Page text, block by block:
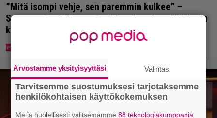
”Mitä isompi vehje, sen paremmin kulkee” –
Susanna Penttilä suuntasi Bangbussinsa Helsingin
keskustaan
Arvostamme yksityisyyttäsi Valintasi
Tarvitsemme suostumuksesi tarjotaksemme
henkilökohtaisen käyttökokemuksen
Me ja huolellisesti valitsemamme88 teknologiakumppania